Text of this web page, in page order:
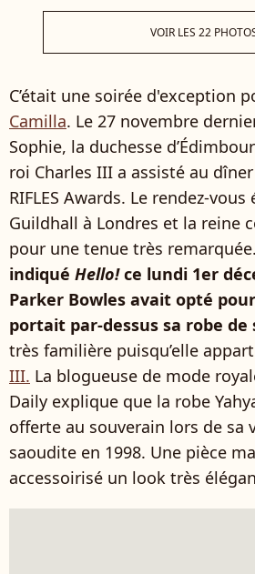
VOIR LES 22
C’était une soirée d'exception
Camilla. Le 27 novembre
Sophie, la duchesse
roi Charles III a assisté au
RIFLES Awards. Le rendez-
Guildhall à Londres et la reine
pour une tenue très remarquée.
indiqué Hello!ce lundi 1er
Parker Bowles avait opté
portait par-dessus sa robe de
très familière puisqu’elle
III. La blogueuse de mode
Daily explique que la robe
offerte au souverain lors de sa
saoudite en 1998. Une pièce
accessoirisé un look très